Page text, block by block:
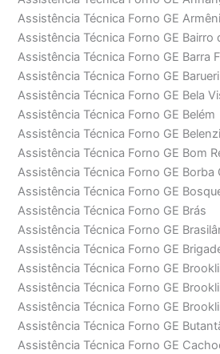
Assistência Técnica Forno GE
Assistência Técnica Forno GE Bairro
Assistência Técnica Forno GE Barra
Assistência Técnica Forno GE Barueri
Assistência Técnica Forno GE Bela
Assistência Técnica Forno GE Belém
Assistência Técnica Forno GE
Assistência Técnica Forno GE Bom
Assistência Técnica Forno GE Borba
Assistência Técnica Forno GE
Assistência Técnica Forno GE Brás
Assistência Técnica Forno GE
Assistência Técnica Forno GE
Assistência Técnica Forno GE
Assistência Técnica Forno GE
Assistência Técnica Forno GE
Assistência Técnica Forno GE
Assistência Técnica Forno GE